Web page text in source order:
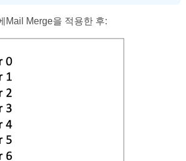
Mail Merge을 적용한 후: